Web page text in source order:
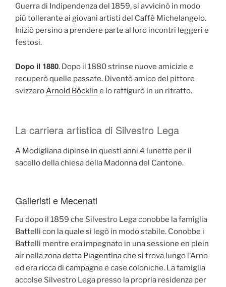
Guerra di Indipendenza del 1859, si avvicinò in modo
più tollerante ai giovani artisti del Caffè Michelangelo.
Iniziò persino a prendere parte al loro incontri leggeri e
festosi.
Dopo il 1880. Dopo il 1880 strinse nuove amicizie e
recuperò quelle passate. Diventò amico del pittore
svizzeroArnold Böcklin e lo raffigurò in un ritratto.
La carriera artistica di Silvestro Lega
A Modigliana dipinse in questi anni 4 lunette per il
sacello della chiesa della Madonna del Cantone.
Galleristi e Mecenati
Fu dopo il 1859 che Silvestro Lega conobbe la famiglia
Battelli con la quale si legò in modo stabile. Conobbe i
Battelli mentre era impegnato in una sessione en plein
air nella zona detta Piagentinache si trova lungo l’Arno
ed era ricca di campagne e case coloniche. La famiglia
accolse Silvestro Lega presso la propria residenza per